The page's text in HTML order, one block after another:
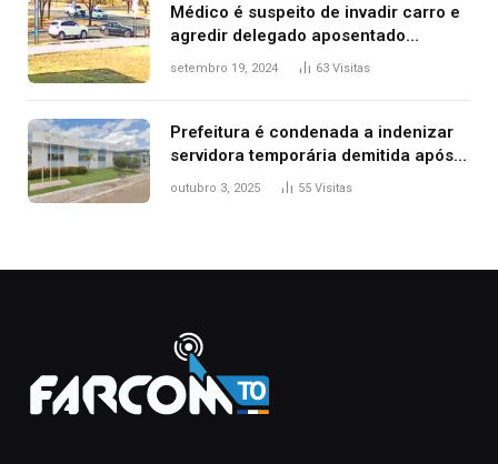
Médico é suspeito de invadir carro e
agredir delegado aposentado
durante confusão no trânsito
setembro 19, 2024 63 Visitas
Prefeitura é condenada a indenizar
servidora temporária demitida após
nascimento da filha
outubro 3, 2025 55 Visitas